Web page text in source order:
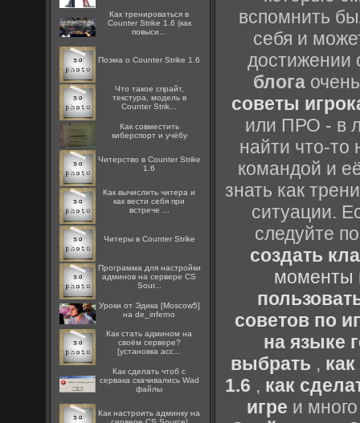
Как тренироваться в
Counter Strike 1.6 (как
повыси...
Поэма о Counter Strike 1.6
Что такое спрайт,
текстура, модель в
Counter Strik...
Как совместить
киберспорт и учёбу
Читерство в Counter Strike
1.6
Как вычислить читера и
как вести себя при
встрече ...
Читеры в Counter Strike
Программа для настройки
админов на сервере CS
Sour...
Уроки от Эдика [Moscow5]
на de_inferno
Как стать админом на
своём сервере?
[установка acc...
Как сделать чтоб с
сервака скачивались Wad
файлы
Как настроить админку на
вспомнить
себя и
достижении
блога
советы
или ПРО - в
найти что-то
командой и
знать как
ситуации.
следуйте
создать
моменты
советов по
на языке
выбрать ,
1.6 , как
игре и